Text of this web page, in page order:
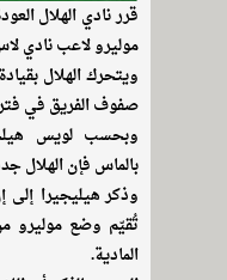
قرر نادي الهلال
موليرو لاعب نادي
ويتحرك الهلال
صفوف الفريق في فترة
وبحسب لويس
بالماس فإن الهلال
وذكر هيليجيرا إلى
تُقيّم وضع موليرو
المادية.